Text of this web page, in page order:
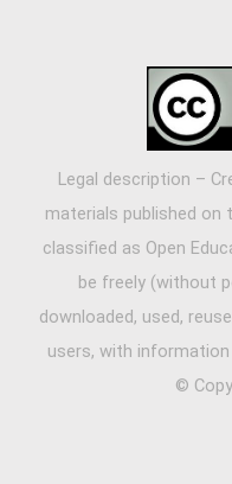
Legal description –
materials published on
classified as Open
be freely (without
downloaded, used,
users, with
©